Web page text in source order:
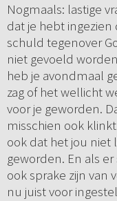
Nogmaals: lastige
dat je hebt
schuld tegenover
niet gevoeld
heb je avondmaal
zag of het wellicht
voor je geworden.
misschien ook
ook dat het jou niet
geworden. En als
ook sprake zijn van
nu juist voor